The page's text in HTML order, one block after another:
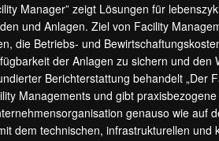
Manager” zeigt Lösungen für
und Anlagen. Ziel von Facility
die Betriebs- und
der Anlagen zu sichern und den
Berichterstattung behandelt „Der
Managements und gibt
genauso wie auf
dem technischen, infrastrukturellen und